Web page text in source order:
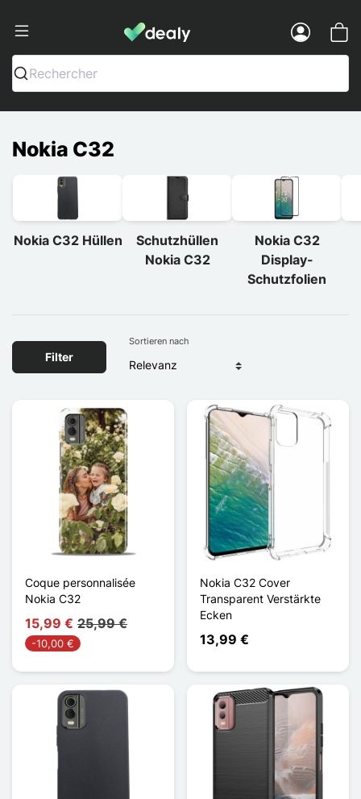
Dealy - Hüllen und Zubehör für
Rechercher
Nokia C32
Nokia C32 Hüllen
Schutzhüllen
Nokia C32
Nokia C32
Display-
Schutzfolien
Filter
Sortieren nach
Coque personnalisée
Nokia C32
15,99 € 25,99 €
-10,00 €
Nokia C32 Cover
Transparent Verstärkte
Ecken
13,99 €